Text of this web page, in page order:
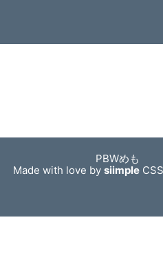
PBWめも
Made with love bysiimple